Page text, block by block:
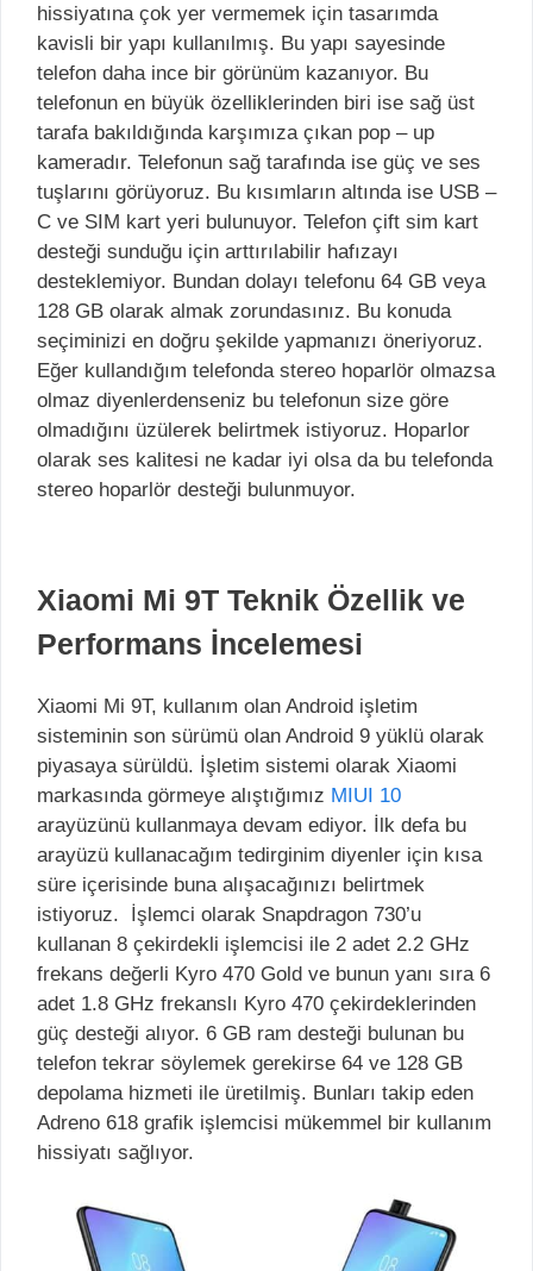
hissiyatına çok yer vermemek için tasarımda
kavisli bir yapı kullanılmış. Bu yapı sayesinde
telefon daha ince bir görünüm kazanıyor. Bu
telefonun en büyük özelliklerinden biri ise sağ üst
tarafa bakıldığında karşımıza çıkan pop – up
kameradır. Telefonun sağ tarafında ise güç ve ses
tuşlarını görüyoruz. Bu kısımların altında ise USB –
C ve SIM kart yeri bulunuyor. Telefon çift sim kart
desteği sunduğu için arttırılabilir hafızayı
desteklemiyor. Bundan dolayı telefonu 64 GB veya
128 GB olarak almak zorundasınız. Bu konuda
seçiminizi en doğru şekilde yapmanızı öneriyoruz.
Eğer kullandığım telefonda stereo hoparlör olmazsa
olmaz diyenlerdenseniz bu telefonun size göre
olmadığını üzülerek belirtmek istiyoruz. Hoparlor
olarak ses kalitesi ne kadar iyi olsa da bu telefonda
stereo hoparlör desteği bulunmuyor.
Xiaomi Mi 9T Teknik Özellik ve
Performans İncelemesi
Xiaomi Mi 9T, kullanım olan Android işletim
sisteminin son sürümü olan Android 9 yüklü olarak
piyasaya sürüldü. İşletim sistemi olarak Xiaomi
markasında görmeye alıştığımız MIUI 10
arayüzünü kullanmaya devam ediyor. İlk defa bu
arayüzü kullanacağım tedirginim diyenler için kısa
süre içerisinde buna alışacağınızı belirtmek
istiyoruz. İşlemci olarak Snapdragon 730’u
kullanan 8 çekirdekli işlemcisi ile 2 adet 2.2 GHz
frekans değerli Kyro 470 Gold ve bunun yanı sıra 6
adet 1.8 GHz frekanslı Kyro 470 çekirdeklerinden
güç desteği alıyor. 6 GB ram desteği bulunan bu
telefon tekrar söylemek gerekirse 64 ve 128 GB
depolama hizmeti ile üretilmiş. Bunları takip eden
Adreno 618 grafik işlemcisi mükemmel bir kullanım
hissiyatı sağlıyor.